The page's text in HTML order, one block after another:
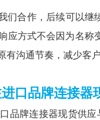
们合作，后续可以
应方式不会因为名
有沟通节奏，减少客
口品牌连接器
品牌连接器现货供